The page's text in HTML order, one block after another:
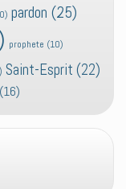
pardon (25)
prophete (10)
Saint-Esprit (22)
(16)